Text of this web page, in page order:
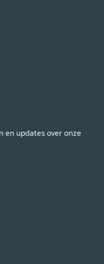
en updates over onze